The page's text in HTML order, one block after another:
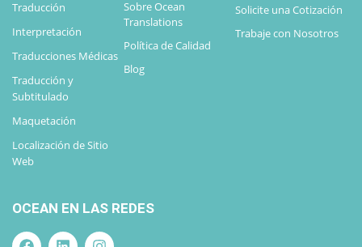
Traducción
Interpretación
Traducciones Médicas
Traducción y
Subtitulado
Maquetación
Localización de Sitio
Web
Sobre Ocean
Translations
Política de Calidad
Blog
Solicite una Cotización
Trabaje con Nosotros
OCEAN EN LAS REDES